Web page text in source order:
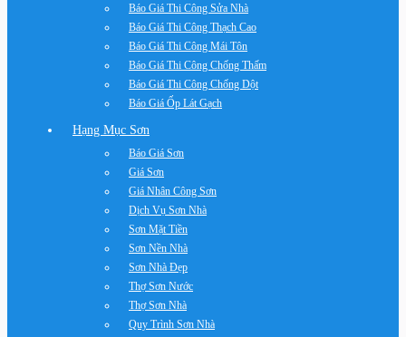
Báo Giá Thi Công Sửa Nhà
Báo Giá Thi Công Thạch Cao
Báo Giá Thi Công Mái Tôn
Báo Giá Thi Công Chống Thấm
Báo Giá Thi Công Chống Dột
Báo Giá Ốp Lát Gạch
Hạng Mục Sơn
Báo Giá Sơn
Giá Sơn
Giá Nhân Công Sơn
Dịch Vụ Sơn Nhà
Sơn Mặt Tiền
Sơn Nền Nhà
Sơn Nhà Đẹp
Thợ Sơn Nước
Thợ Sơn Nhà
Quy Trình Sơn Nhà